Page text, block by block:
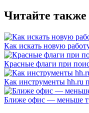
Читайте также
Как искать новую
Красные флаги при
Как инструменты hh.ru
Ближе офис — меньше